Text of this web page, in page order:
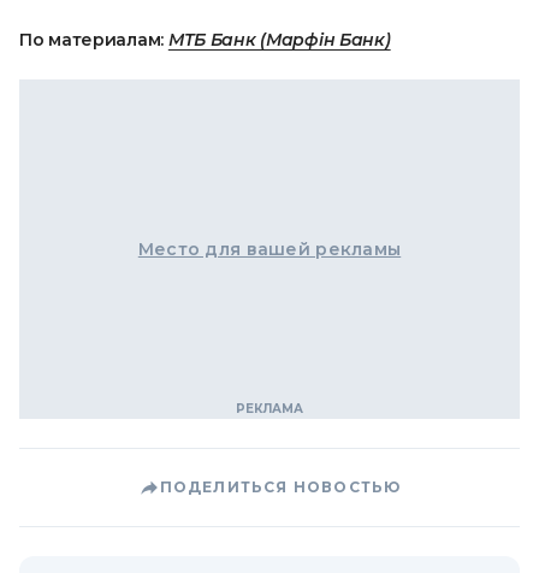
По материалам: МТБ Банк (Марфін Банк)
Место для вашей рекламы
ПОДЕЛИТЬСЯ НОВОСТЬЮ